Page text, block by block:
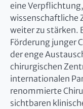
eine
wissenschaftliche
weiter zu stärken.
Förderung junger
der enge
chirurgischen
internationalen
renommierte
sichtbaren